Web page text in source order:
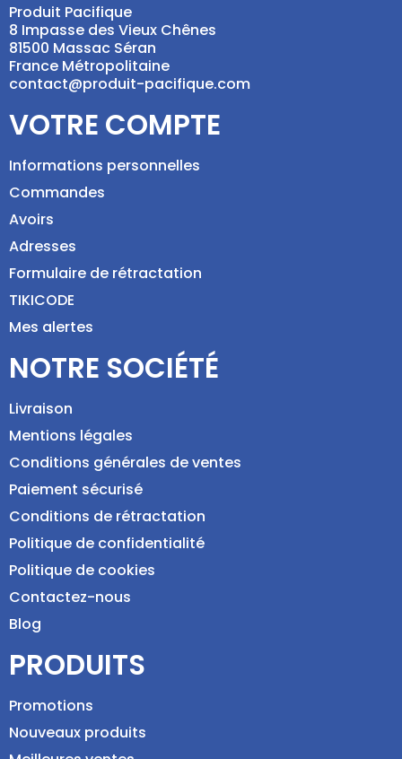
Produit Pacifique
8 Impasse des Vieux Chênes
81500 Massac Séran
France Métropolitaine
contact@produit-pacifique.com
VOTRE COMPTE
Informations personnelles
Commandes
Avoirs
Adresses
Formulaire de rétractation
TIKICODE
Mes alertes
NOTRE SOCIÉTÉ
Livraison
Mentions légales
Conditions générales de ventes
Paiement sécurisé
Conditions de rétractation
Politique de confidentialité
Politique de cookies
Contactez-nous
Blog
PRODUITS
Promotions
Nouveaux produits